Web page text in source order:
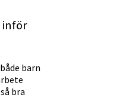
inför
barn
bra